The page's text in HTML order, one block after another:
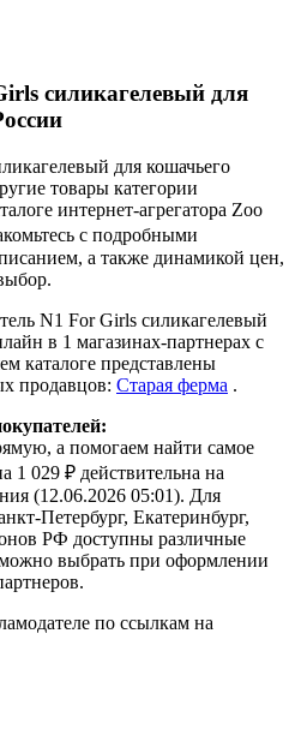
силикагелевый для
для кошачьего
товары категории
интернет-агрегатора Zoo
с подробными
а также динамикой цен,
N1 For Girls силикагелевый
в 1 магазинах-партнерах с
каталоге представлены
продавцов: Старая ферма .
а помогаем найти самое
1 029 ₽ действительна на
(12.06.2026 05:01). Для
Петербург, Екатеринбург,
РФ доступны различные
выбрать при оформлении
по ссылкам на